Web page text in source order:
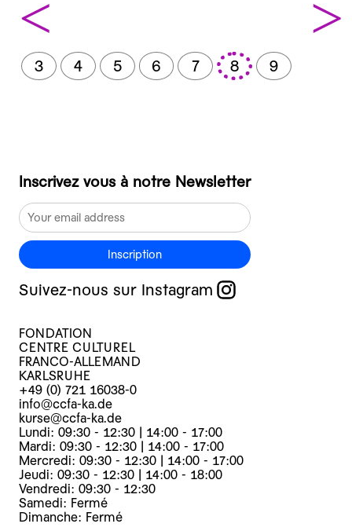
< >
3 4 5 6 7 8 9
Inscrivez vous à notre Newsletter
Inscription
Suivez-nous sur Instagram
FONDATION
CENTRE CULTUREL
FRANCO-ALLEMAND
KARLSRUHE
+49 (0) 721 16038-0
info@ccfa-ka.de
kurse@ccfa-ka.de
Lundi: 09:30 - 12:30 | 14:00 - 17:00
Mardi: 09:30 - 12:30 | 14:00 - 17:00
Mercredi: 09:30 - 12:30 | 14:00 - 17:00
Jeudi: 09:30 - 12:30 | 14:00 - 18:00
Vendredi: 09:30 - 12:30
Samedi: Fermé
Dimanche: Fermé